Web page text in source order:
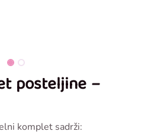
posteljine –
komplet sadrži: